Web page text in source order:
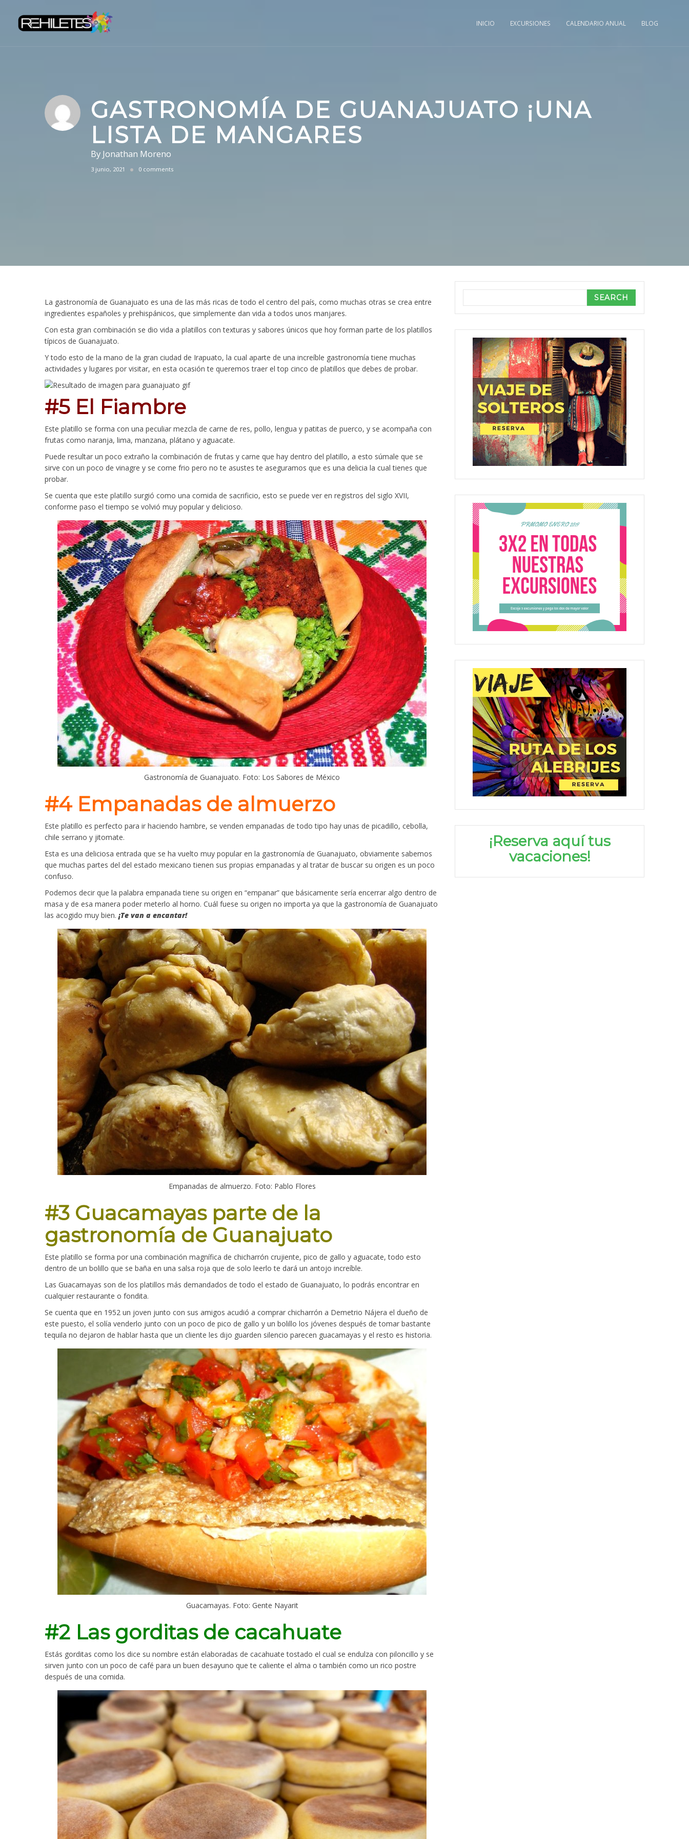
content
INICIO EXCURSIONES CALENDARIO ANUAL BLOG
GASTRONOMÍA DE GUANAJUATO ¡UNA
LISTA DE MANGARES
By Jonathan Moreno
3 junio, 2021 0 comments
La gastronomía de Guanajuato es una de las más ricas de todo el centro del país, como muchas otras se crea entre
ingredientes españoles y prehispánicos, que simplemente dan vida a todos unos manjares.
Con esta gran combinación se dio vida a platillos con texturas y sabores únicos que hoy forman parte de los platillos
típicos de Guanajuato.
Y todo esto de la mano de la gran ciudad de Irapuato, la cual aparte de una increíble gastronomía tiene muchas
actividades y lugares por visitar, en esta ocasión te queremos traer el top cinco de platillos que debes de probar.
#5 El Fiambre
Este platillo se forma con una peculiar mezcla de carne de res, pollo, lengua y patitas de puerco, y se acompaña con
frutas como naranja, lima, manzana, plátano y aguacate.
Puede resultar un poco extraño la combinación de frutas y carne que hay dentro del platillo, a esto súmale que se
sirve con un poco de vinagre y se come frio pero no te asustes te aseguramos que es una delicia la cual tienes que
probar.
Se cuenta que este platillo surgió como una comida de sacrificio, esto se puede ver en registros del siglo XVII,
conforme paso el tiempo se volvió muy popular y delicioso.
Gastronomía de Guanajuato. Foto: Los Sabores de México
#4 Empanadas de almuerzo
Este platillo es perfecto para ir haciendo hambre, se venden empanadas de todo tipo hay unas de picadillo, cebolla,
chile serrano y jitomate.
Esta es una deliciosa entrada que se ha vuelto muy popular en la gastronomía de Guanajuato, obviamente sabemos
que muchas partes del del estado mexicano tienen sus propias empanadas y al tratar de buscar su origen es un poco
confuso.
Podemos decir que la palabra empanada tiene su origen en “empanar” que básicamente sería encerrar algo dentro de
masa y de esa manera poder meterlo al horno. Cuál fuese su origen no importa ya que la gastronomía de Guanajuato
las acogido muy bien. ¡Te van a encantar!
Empanadas de almuerzo. Foto: Pablo Flores
#3 Guacamayas parte de la
gastronomía de Guanajuato
Este platillo se forma por una combinación magnífica de chicharrón crujiente, pico de gallo y aguacate, todo esto
dentro de un bolillo que se baña en una salsa roja que de solo leerlo te dará un antojo increíble.
Las Guacamayas son de los platillos más demandados de todo el estado de Guanajuato, lo podrás encontrar en
cualquier restaurante o fondita.
Se cuenta que en 1952 un joven junto con sus amigos acudió a comprar chicharrón a Demetrio Nájera el dueño de
este puesto, el solía venderlo junto con un poco de pico de gallo y un bolillo los jóvenes después de tomar bastante
tequila no dejaron de hablar hasta que un cliente les dijo guarden silencio parecen guacamayas y el resto es historia.
Guacamayas. Foto: Gente Nayarit
#2 Las gorditas de cacahuate
Estás gorditas como los dice su nombre están elaboradas de cacahuate tostado el cual se endulza con piloncillo y se
sirven junto con un poco de café para un buen desayuno que te caliente el alma o también como un rico postre
después de una comida.
¡Reserva aquí tus
vacaciones!